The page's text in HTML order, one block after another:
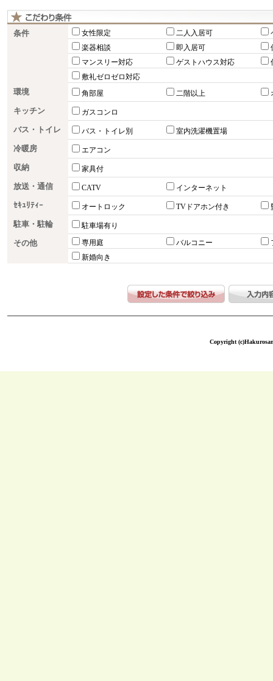
条件 女性限定 二人入居可
楽器相談
即入居可
マンスリー対応
ゲストハウス対応
敷礼ゼロゼロ対応
環境 角部屋 二階以上
キッチン ガスコンロ
バス・トイレ バス・トイレ別 室内洗濯機置場
冷暖房 エアコン
収納 家具付
放送・通信 CATV インターネット
ｾｷｭﾘﾃｨｰ オートロック TVドアホン付き
駐車・駐輪 駐車場有り
その他 専用庭 バルコニー
新婚向き
Copyright